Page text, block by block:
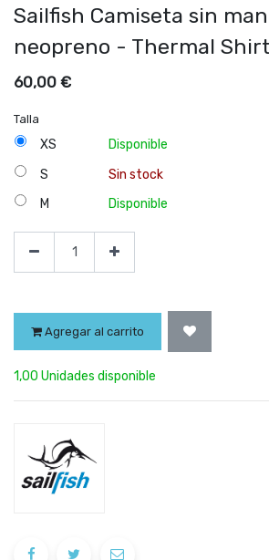
Sailfish Camiseta sin
neopreno - Thermal Shirt
60,00 €
Talla
XS
Disponible
S
Sin stock
M
Disponible
Agregar al carrito
1,00 Unidades disponible